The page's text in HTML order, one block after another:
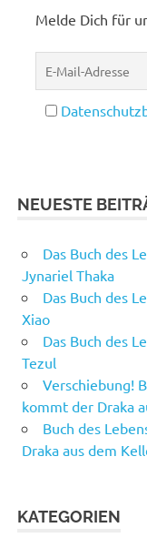
Melde Dich für
NEUESTE
Das Buch des
Jynariel Thaka
Das Buch des
Xiao
Das Buch des
Tezul
Verschiebung!
kommt der Draka
Buch des
Draka aus dem
KATEGORIEN